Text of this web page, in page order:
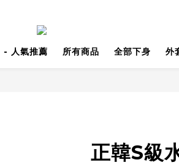
人氣推薦 所有商品 全部下身 外
正韓S級